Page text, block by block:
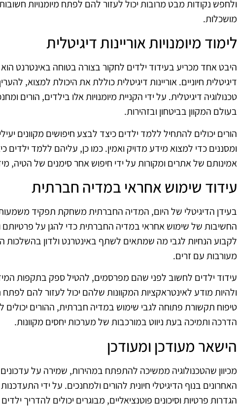
ולחפש נקודות מבט מרובות יכול לעזור להם לפתח מיומנויות
מושכלות.
לימוד מיומנויות אוריינות דיגיטלית
היבט אחד מכריע בעידוד ילדים לחקור בצורה בטוחה באינטרנט הוא
דיגיטלית חיוניים. אוריינות דיגיטלית כוללת את היכולת למצוא,
טכנולוגיה דיגיטלית. על ידי הקניית מיומנויות אלו בילדים, הורים
בעולם המקוון בביטחון ובזהירות.
הורים יכולים להתחיל ללמד ילדים כיצד לבצע חיפושים מקוונים
ומסננים כדי למצוא מידע מדויק ואמין. כמו כן, עליהם ללמד ילדים
אמינותם של אתרים ומקורות על ידי חיפוש אחר סימנים של הטיה,
עידוד שימוש אחראי במדיה חברתית
בעידן הדיגיטלי של היום, המדיה החברתית משחקת תפקיד
החשיבות של שימוש אחראי במדיה החברתית כדי להגן על פרטיותם
לקבוע הנחיות לגבי מה שמתאים לשתף באינטרנט ולדון בהשלכות
מעורבות עם זרים.
עידוד ילדים לחשוב לפני שהם מפרסמים, להטיל ספק בתקפות
ולהיות מודע לאינטראקציות המקוונות שלהם יכול לעזור להם לפתח
טיפוח תקשורת פתוחה לגבי שימוש במדיה חברתית, ההורים
הדרכה ותמיכה בעת ניווט במורכבות של מערכות יחסים מקוונות.
הישאר מעודכן ומעודכן
מכיוון שהטכנולוגיה ממשיכה להתפתח במהירות, שמירה על עדכונים
האחרונים בנוף הדיגיטלי חיונית להורים ולמחנכים. על ידי
הגדרות פרטיות וסיכונים פוטנציאליים, מבוגרים יכולים להדריך